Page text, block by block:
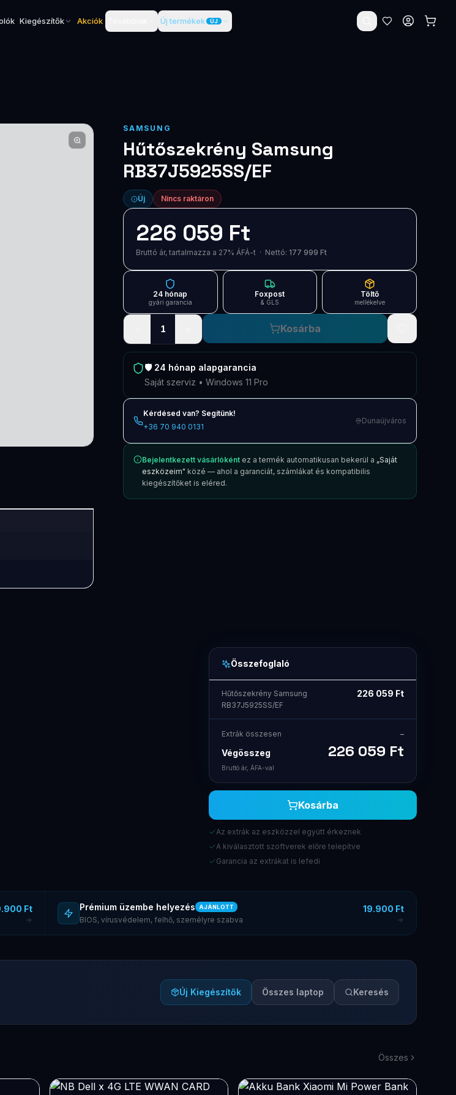
Kiegészítők Akciók Új termékek ÚJ
SAMSUNG
Hűtőszekrény Samsung
RB37J5925SS/EF
Új Nincs raktáron
226 059 Ft
Bruttó ár, tartalmazza a 27% ÁFÁ-t · Nettó: 177 999 Ft
24 hónap
gyári garancia
Foxpost
& GLS
Töltő
mellékelve
1 Kosárba
🛡️ 24 hónap alapgarancia
Saját szerviz • Windows 11 Pro
Kérdésed van? Segítünk!
+36 70 940 0131
Dunaújváros
Bejelentkezett vásárlóként ez a termék automatikusan bekerül a „Saját
eszközeim" közé — ahol a garanciát, számlákat és kompatibilis
kiegészítőket is eléred.
Összefoglaló
Hűtőszekrény Samsung
RB37J5925SS/EF
226 059 Ft
Extrák összesen –
Végösszeg 226 059 Ft
Bruttó ár, ÁFA-val
Kosárba
Az extrák az eszközzel együtt érkeznek
A kiválasztott szoftverek előre telepítve
Garancia az extrákat is lefedi
Ft Prémium üzembe helyezés AJÁNLOTT
BIOS, vírusvédelem, felhő, személyre szabva
19.900 Ft
Új Kiegészítők Összes laptop Keresés
Összes